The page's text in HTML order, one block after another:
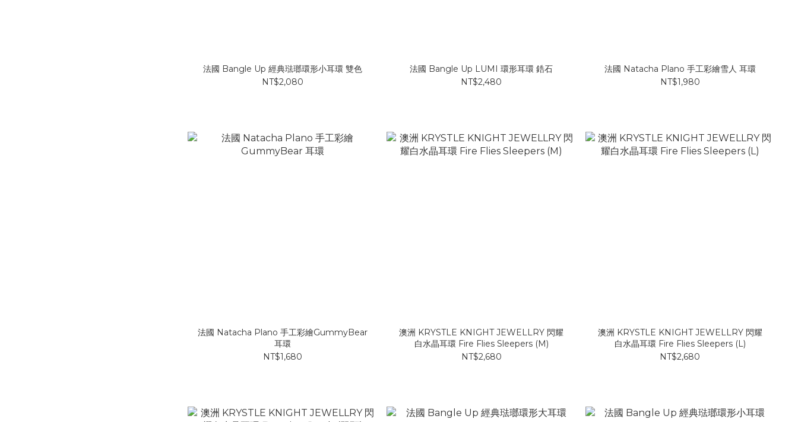
法國 Bangle Up 經典琺瑯環形小耳環 雙色
NT$2,080
法國 Bangle Up LUMI 環形耳環 鋯石
NT$2,480
法國 Natacha Plano 手工彩繪雪人 耳環
NT$1,980
法國 Natacha Plano 手工彩繪GummyBear
耳環
NT$1,680
澳洲 KRYSTLE KNIGHT JEWELLRY 閃耀
白水晶耳環 Fire Flies Sleepers (M)
NT$2,680
澳洲 KRYSTLE KNIGHT JEWELLRY 閃耀
白水晶耳環 Fire Flies Sleepers (L)
NT$2,680